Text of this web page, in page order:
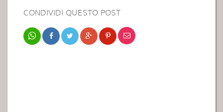
CONDIVIDI QUESTO POST